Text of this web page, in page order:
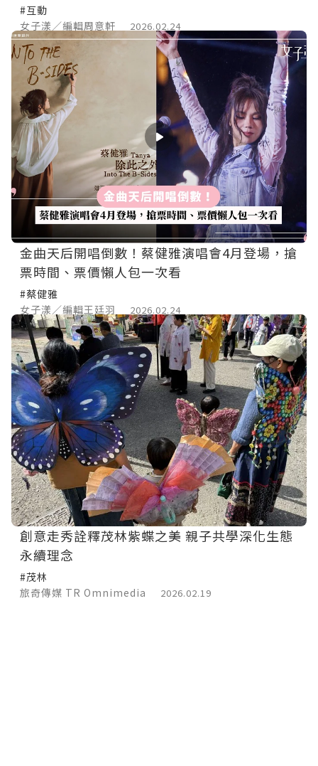
#互動
女子漾／編輯周意軒
2026.02.24
金曲天后開唱倒數！蔡健雅演唱會4月登場，搶
票時間、票價懶人包一次看
#蔡健雅
女子漾／編輯王廷羽
2026.02.24
創意走秀詮釋茂林紫蝶之美 親子共學深化生態
永續理念
#茂林
旅奇傳媒 TR Omnimedia
2026.02.19